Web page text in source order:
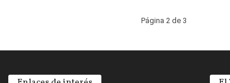
Página 2 de 3